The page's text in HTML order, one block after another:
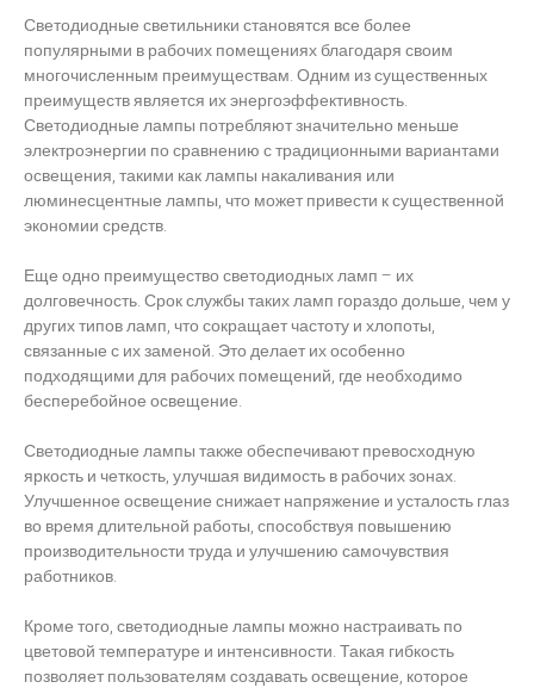
Светодиодные светильники становятся все более
популярными в рабочих помещениях благодаря своим
многочисленным преимуществам. Одним из существенных
преимуществ является их энергоэффективность.
Светодиодные лампы потребляют значительно меньше
электроэнергии по сравнению с традиционными вариантами
освещения, такими как лампы накаливания или
люминесцентные лампы, что может привести к существенной
экономии средств.
Еще одно преимущество светодиодных ламп – их
долговечность. Срок службы таких ламп гораздо дольше, чем у
других типов ламп, что сокращает частоту и хлопоты,
связанные с их заменой. Это делает их особенно
подходящими для рабочих помещений, где необходимо
бесперебойное освещение.
Светодиодные лампы также обеспечивают превосходную
яркость и четкость, улучшая видимость в рабочих зонах.
Улучшенное освещение снижает напряжение и усталость глаз
во время длительной работы, способствуя повышению
производительности труда и улучшению самочувствия
работников.
Кроме того, светодиодные лампы можно настраивать по
цветовой температуре и интенсивности. Такая гибкость
позволяет пользователям создавать освещение, которое